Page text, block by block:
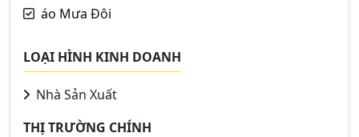
áo Mưa Đôi
LOẠI HÌNH KINH DOANH
Nhà Sản Xuất
THỊ TRƯỜNG CHÍNH